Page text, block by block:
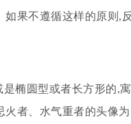
果不遵循这样的原则,
椭圆型或者长方形的,
者、水气重者的头像为